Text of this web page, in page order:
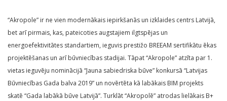
“Akropole” ir ne vien modernākais iepirkšanās un izklaides centrs Latvijā,
bet arī pirmais, kas, pateicoties augstajiem ilgtspējas un
energoefektivitātes standartiem, ieguvis prestižo BREEAM sertifikātu ēkas
projektēšanas un arī būvniecības stadijai. Tāpat “Akropole” atzīta par 1.
vietas ieguvēju nominācijā “Jauna sabiedriska būve” konkursā “Latvijas
Būvniecības Gada balva 2019” un novērtēta kā labākais BIM projekts
skatē “Gada labākā būve Latvijā”. Turklāt “Akropolē” atrodas lielākais B+